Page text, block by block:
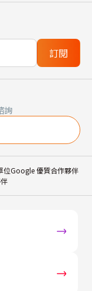
訂閱
詢
位Google 優質合作夥伴